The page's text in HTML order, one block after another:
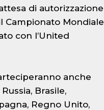
di autorizzazione
Campionato Mondiale
con l’United
anche
Brasile,
Regno Unito,